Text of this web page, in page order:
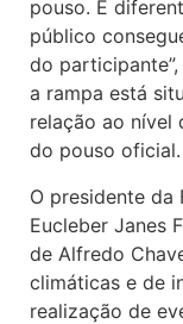
pouso. É
público
do
a rampa está
relação ao nível
do pouso oficial.
O presidente da
Eucleber Janes
de Alfredo
climáticas e de
realização de